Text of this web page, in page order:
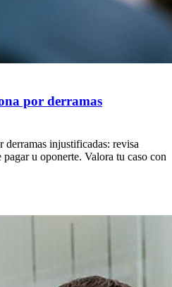
por derramas
derramas injustificadas: revisa
u oponerte. Valora tu caso con